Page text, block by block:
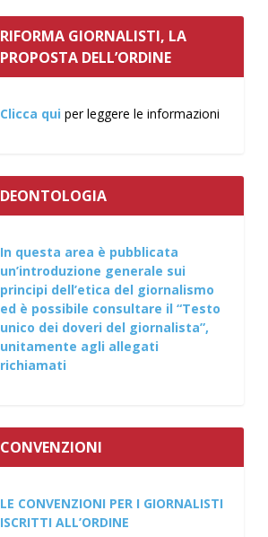
RIFORMA GIORNALISTI, LA
PROPOSTA DELL’ORDINE
Clicca qui per leggere le informazioni
DEONTOLOGIA
In questa area è pubblicata
un’introduzione generale sui
principi dell’etica del giornalismo
ed è possibile consultare il “Testo
unico dei doveri del giornalista”,
unitamente agli allegati
richiamati
CONVENZIONI
LE CONVENZIONI PER I GIORNALISTI
ISCRITTI ALL’ORDINE